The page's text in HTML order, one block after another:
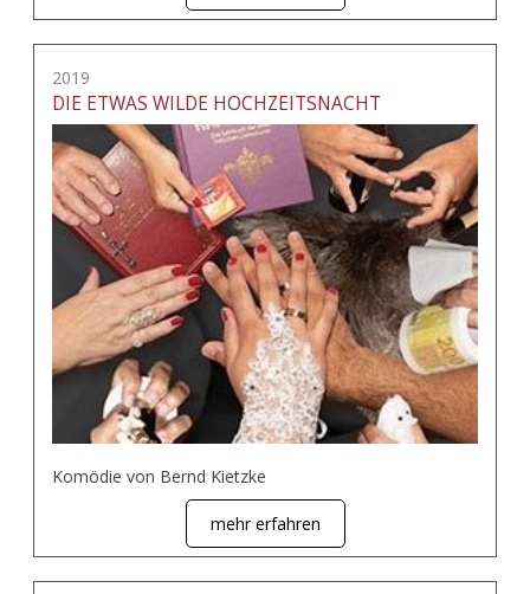
2019
DIE ETWAS WILDE HOCHZEITSNACHT
Komödie von Bernd Kietzke
mehr erfahren